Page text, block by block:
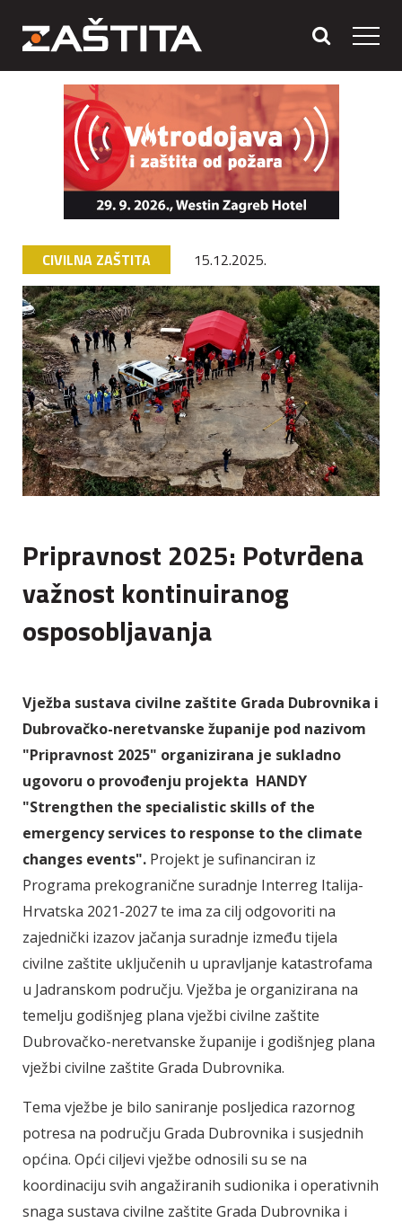
CIVILNA ZAŠTITA 15.12.2025.
Pripravnost 2025: Potvrđena
važnost kontinuiranog
osposobljavanja
Vježba sustava civilne zaštite Grada Dubrovnika i
Dubrovačko-neretvanske županije pod nazivom
"Pripravnost 2025" organizirana je sukladno
ugovoru o provođenju projekta HANDY
"Strengthen the specialistic skills of the
emergency services to response to the climate
changes events". Projekt je sufinanciran iz
Programa prekogranične suradnje Interreg Italija-
Hrvatska 2021-2027 te ima za cilj odgovoriti na
zajednički izazov jačanja suradnje između tijela
civilne zaštite uključenih u upravljanje katastrofama
u Jadranskom području. Vježba je organizirana na
temelju godišnjeg plana vježbi civilne zaštite
Dubrovačko-neretvanske županije i godišnjeg plana
vježbi civilne zaštite Grada Dubrovnika.
Tema vježbe je bilo saniranje posljedica razornog
potresa na području Grada Dubrovnika i susjednih
općina. Opći ciljevi vježbe odnosili su se na
koordinaciju svih angažiranih sudionika i operativnih
snaga sustava civilne zaštite Grada Dubrovnika i